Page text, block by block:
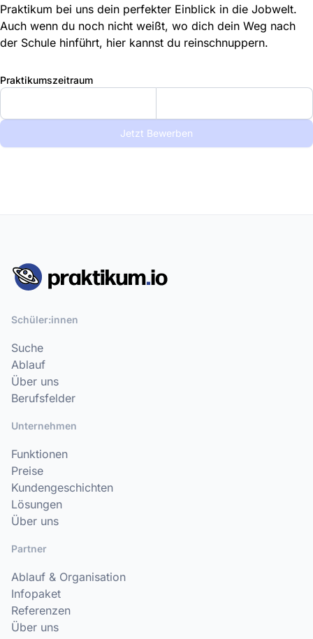
Praktikum bei uns dein perfekter Einblick in die Jobwelt.
Auch wenn du noch nicht weißt, wo dich dein Weg nach
der Schule hinführt, hier kannst du reinschnuppern.
Praktikumszeitraum
Jetzt Bewerben
Schüler:innen
Suche
Ablauf
Über uns
Berufsfelder
Unternehmen
Funktionen
Preise
Kundengeschichten
Lösungen
Über uns
Partner
Ablauf & Organisation
Infopaket
Referenzen
Über uns